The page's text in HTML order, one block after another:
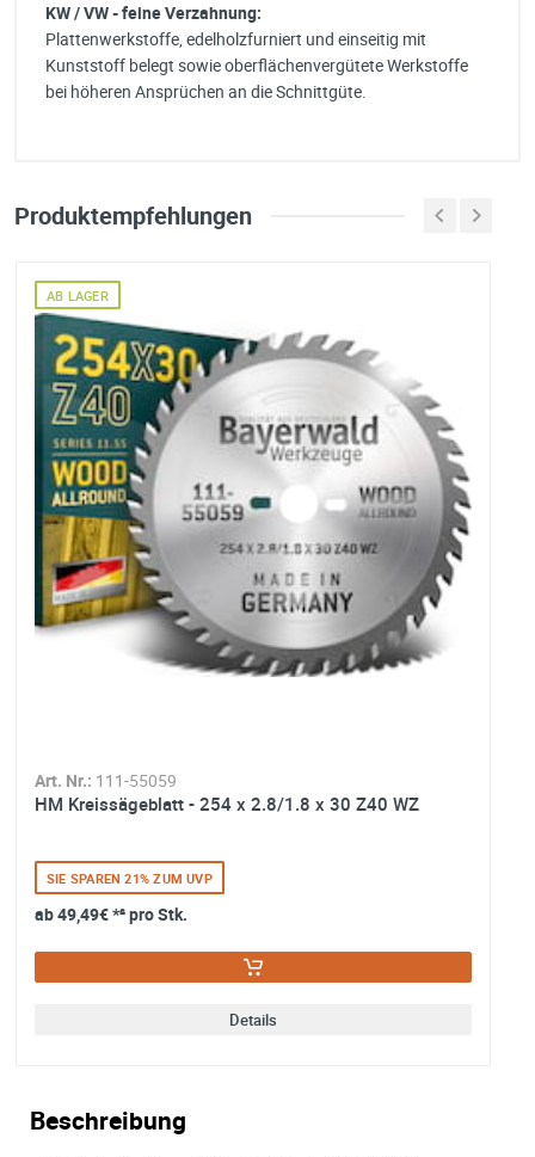
KW / VW - feine Verzahnung:
Plattenwerkstoffe, edelholzfurniert und einseitig mit
Kunststoff belegt sowie oberflächenvergütete Werkstoffe
bei höheren Ansprüchen an die Schnittgüte.
Produktempfehlungen
Art. Nr.: 111-55059
HM Kreissägeblatt - 254 x 2.8/1.8 x 30 Z40 WZ
AB LAGER
SIE SPAREN 21% ZUM UVP
ab49,49€*² pro Stk.
Details
Beschreibung